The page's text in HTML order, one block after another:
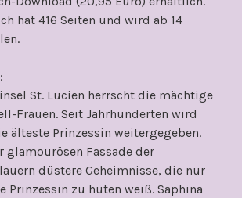
hat 416 Seiten und wird ab 14
:
St. Lucien herrscht die mächtige
Frauen. Seit Jahrhunderten wird
älteste Prinzessin weitergegeben.
glamourösen Fassade der
düstere Geheimnisse, die nur
Prinzessin zu hüten weiß. Saphina